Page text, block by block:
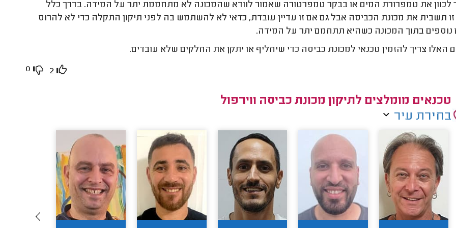
לכוון את טמפרורת המים או בבקר טמפרטורה שאמור לוודא שהמכונה לא מתחממת יתר על המידה. בדרך כלל
תשבית את מכונת הכביסה אבל גם אם זו עדיין עובדת, כדאי לא להשתמש בה לפני תיקון התקלה כדי לא להרוס
נוספים בתוך המכונה כשהיא תתחמם יתר על המידה.
האלו צריך להזמין טכנאי למכונת כביסה כדי שיחליף או יתקן את החלקים שלא עובדים.
2
0
טכנאים מומלצים לתיקון מכונת כביסה ווירפול
בחירת עיר